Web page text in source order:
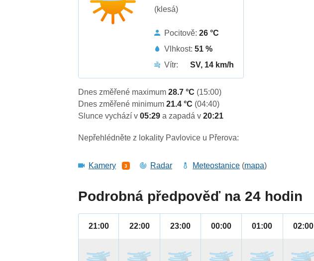
(klesá)
Pocitově:26 °C
Vlhkost:51 %
Vítr:
SV, 14 km/h
Dnes změřené maximum28.7 °C (15:00)
Dnes změřené minimum21.4 °C (04:40)
Slunce vychází v05:29a zapadá v20:21
Nepřehlédněte z lokality Pavlovice u Přerova:
Kamery 3 Radar Meteostanice (mapa)
Podrobná předpověď na 24 hodin
21:00 22:00 23:00 00:00 01:00 02:00